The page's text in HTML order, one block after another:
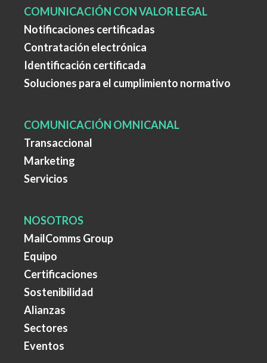
COMUNICACIÓN CON VALOR LEGAL
Notificaciones certificadas
Contratación electrónica
Identificación certificada
Soluciones para el cumplimiento normativo
COMUNICACIÓN OMNICANAL
Transaccional
Marketing
Servicios
NOSOTROS
MailComms Group
Equipo
Certificaciones
Sostenibilidad
Alianzas
Sectores
Eventos